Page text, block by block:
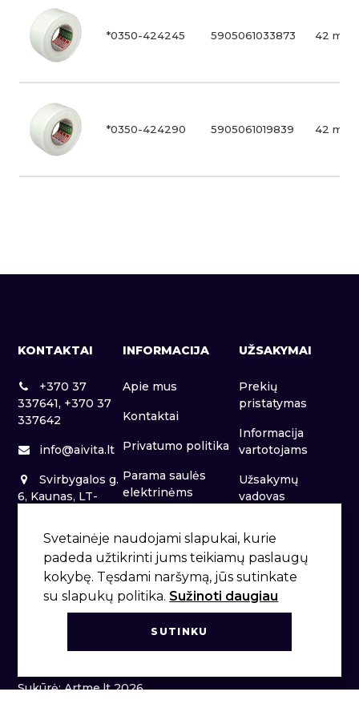
*0350-424245 5905061033873 42 mm/
*0350-424290 5905061019839 42
KONTAKTAI
+370 37
337641, +370 37
337642
info@aivita.lt
Svirbygalos g.
6, Kaunas, LT-
INFORMACIJA
Apie mus
Kontaktai
Privatumo politika
Parama saulės
elektrinėms
UŽSAKYMAI
Prekių
pristatymas
Informacija
vartotojams
Užsakymų
vadovas
Sukūrė: Artme.lt 2026
Svetainėje naudojami slapukai, kurie
padeda užtikrinti jums teikiamų paslaugų
kokybę. Tęsdami naršymą, jūs sutinkate
su slapukų politika. Sužinoti daugiau
SUTINKU